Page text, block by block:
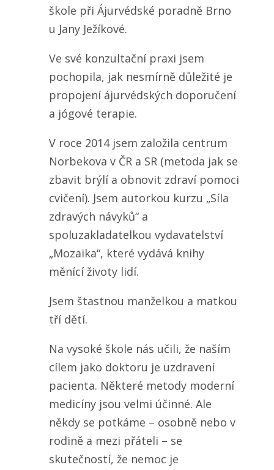
škole při Ájurvédské poradně Brno
u Jany Ježíkové.
Ve své konzultační praxi jsem
pochopila, jak nesmírně důležité je
propojení ájurvédských doporučení
a jógové terapie.
V roce 2014 jsem založila centrum
Norbekova v ČR a SR (metoda jak se
zbavit brýlí a obnovit zdraví pomoci
cvičení). Jsem autorkou kurzu „Síla
zdravých návyků“ a
spoluzakladatelkou vydavatelství
„Mozaika“, které vydává knihy
měnící životy lidí.
Jsem štastnou manželkou a matkou
tří dětí.
Na vysoké škole nás učili, že naším
cílem jako doktoru je uzdravení
pacienta. Některé metody moderní
medicíny jsou velmi účinné. Ale
někdy se potkáme – osobně nebo v
rodině a mezi přáteli – se
skutečností, že nemoc je